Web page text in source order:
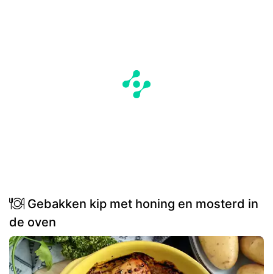
Gebakken kip met honing en mosterd in
de oven